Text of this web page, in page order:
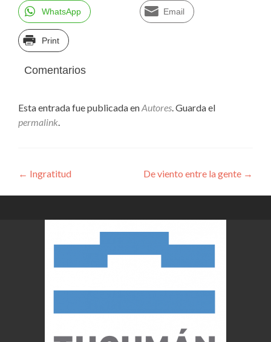
WhatsApp Email
Print
Comentarios
Esta entrada fue publicada enAutores. Guarda el
permalink.
Navegación
de
entradas
← Ingratitud De viento entre la gente →